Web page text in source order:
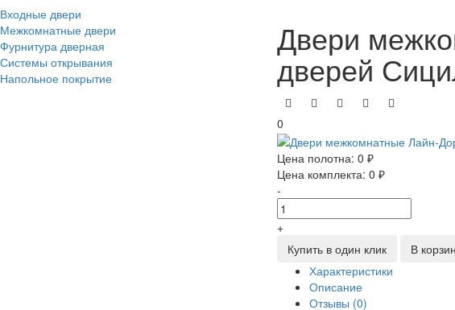
Входные двери
Межкомнатные двери
Фурнитура дверная
Системы открывания
Напольное покрытие
Двери
дверей
0
Цена полотна: 0 ₽
Цена комплекта: 0 ₽
-
+
Купить в один клик
В
Характеристики
Описание
Отзывы (0)